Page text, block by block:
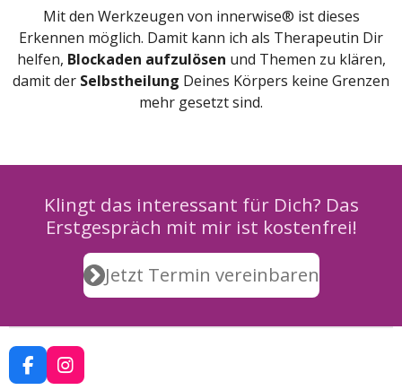
Mit den Werkzeugen von innerwise® ist dieses
Erkennen möglich. Damit kann ich als Therapeutin Dir
helfen, Blockaden aufzulösen und Themen zu klären,
damit der Selbstheilung Deines Körpers keine Grenzen
mehr gesetzt sind.
Klingt das interessant für Dich? Das
Erstgespräch mit mir ist kostenfrei!
Jetzt Termin vereinbaren
F
I